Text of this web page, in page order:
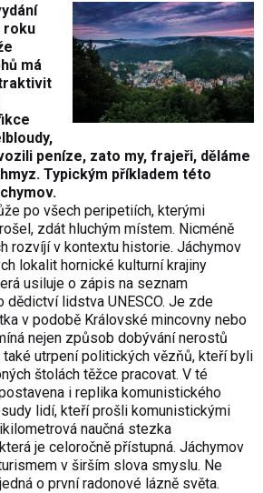
roku
má
peníze, zato my, frajeři, děláme
Typickým příkladem této
po všech peripetiích, kterými
zdát hluchým místem. Nicméně
rozvíjí v kontextu historie. Jáchymov
lokalit hornické kulturní krajiny
usiluje o zápis na seznam
dědictví lidstva UNESCO. Je zde
v podobě Královské mincovny nebo
nejen způsob dobývání nerostů
utrpení politických vězňů, kteří byli
štolách těžce pracovat. V té
i replika komunistického
lidí, kteří prošli komunistickými
naučná stezka
je celoročně přístupná. Jáchymov
v širším slova smyslu. Ne
o první radonové lázně světa.